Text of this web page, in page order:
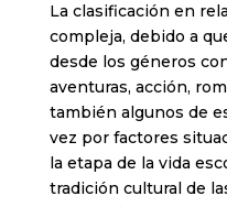
La clasificación en
compleja, debido a
desde los géneros
aventuras, acción,
también algunos de
vez por factores
la etapa de la vida
tradición cultural de